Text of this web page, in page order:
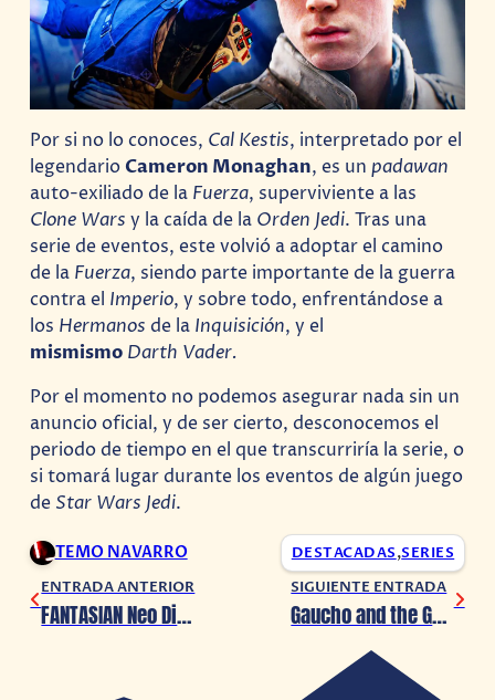
Por si no lo conoces, Cal Kestis, interpretado por el
legendario Cameron Monaghan, es unpadawan
auto-exiliado de la Fuerza, superviviente a las
Clone Wars y la caída de la Orden Jedi. Tras una
serie de eventos, este volvió a adoptar el camino
de la Fuerza, siendo parte importante de la guerra
contra el Imperio, y sobre todo, enfrentándose a
los Hermanosde la Inquisición, y el
mismismo Darth Vader.
Por el momento no podemos asegurar nada sin un
anuncio oficial, y de ser cierto, desconocemos el
periodo de tiempo en el que transcurriría la serie, o
si tomará lugar durante los eventos de algún juego
de Star Wars Jedi.
TEMO NAVARRO DESTACADAS,SERIES
ENTRADA ANTERIOR
FANTASIAN Neo Dimension sorprende con su estreno a finales de 2024
SIGUIENTE ENTRADA
Gaucho and the Grassland: ¡Cuida tu ranchito en este hermoso juego brasileño!